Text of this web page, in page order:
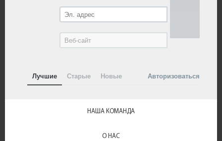
Лучшие Старые Новые Авторизоваться
НАША КОМАНДА
О НАС